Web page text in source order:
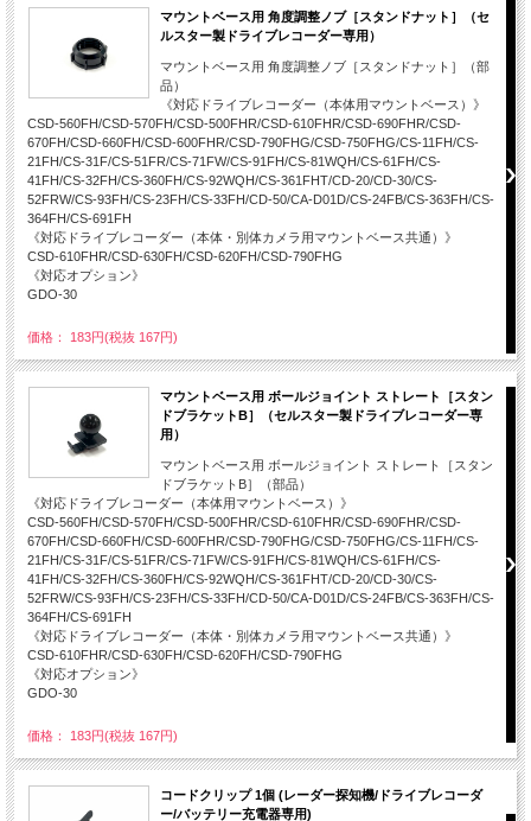
マウントベース用 角度調整ノブ［スタンドナット］（セ
ルスター製ドライブレコーダー専用）
マウントベース用 角度調整ノブ［スタンドナット］（部
品）
《対応ドライブレコーダー（本体用マウントベース）》
CSD-560FH/CSD-570FH/CSD-500FHR/CSD-610FHR/CSD-690FHR/CSD-
670FH/CSD-660FH/CSD-600FHR/CSD-790FHG/CSD-750FHG/CS-11FH/CS-
21FH/CS-31F/CS-51FR/CS-71FW/CS-91FH/CS-81WQH/CS-61FH/CS-
41FH/CS-32FH/CS-360FH/CS-92WQH/CS-361FHT/CD-20/CD-30/CS-
52FRW/CS-93FH/CS-23FH/CS-33FH/CD-50/CA-D01D/CS-24FB/CS-363FH/CS-
364FH/CS-691FH
《対応ドライブレコーダー（本体・別体カメラ用マウントベース共通）》
CSD-610FHR/CSD-630FH/CSD-620FH/CSD-790FHG
《対応オプション》
GDO-30
価格： 183円(税抜 167円)
マウントベース用 ボールジョイント ストレート［スタン
ドブラケットB］（セルスター製ドライブレコーダー専
用）
マウントベース用 ボールジョイント ストレート［スタン
ドブラケットB］（部品）
《対応ドライブレコーダー（本体用マウントベース）》
CSD-560FH/CSD-570FH/CSD-500FHR/CSD-610FHR/CSD-690FHR/CSD-
670FH/CSD-660FH/CSD-600FHR/CSD-790FHG/CSD-750FHG/CS-11FH/CS-
21FH/CS-31F/CS-51FR/CS-71FW/CS-91FH/CS-81WQH/CS-61FH/CS-
41FH/CS-32FH/CS-360FH/CS-92WQH/CS-361FHT/CD-20/CD-30/CS-
52FRW/CS-93FH/CS-23FH/CS-33FH/CD-50/CA-D01D/CS-24FB/CS-363FH/CS-
364FH/CS-691FH
《対応ドライブレコーダー（本体・別体カメラ用マウントベース共通）》
CSD-610FHR/CSD-630FH/CSD-620FH/CSD-790FHG
《対応オプション》
GDO-30
価格： 183円(税抜 167円)
コードクリップ 1個 (レーダー探知機/ドライブレコーダ
ー/バッテリー充電器専用)